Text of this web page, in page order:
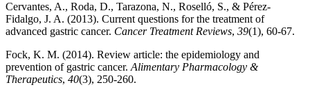
Cervantes, A., Roda, D., Tarazona, N., Roselló, S., & Pérez-
Fidalgo, J. A. (2013). Current questions for the treatment of
advanced gastric cancer. Cancer Treatment Reviews, 39(1), 60-67.
Fock, K. M. (2014). Review article: the epidemiology and
prevention of gastric cancer. Alimentary Pharmacology &
Therapeutics, 40(3), 250-260.